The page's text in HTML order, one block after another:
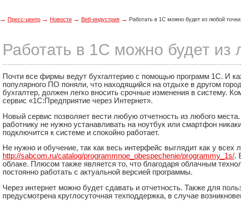
→ Пресс-центр → Новости → Веб-индустрия → Работать в 1С можно будет из любой
Работать в 1С можно будет из
Почти все фирмы ведут бухгалтерию с помощью программ 1С. И
популярного ПО поняли, что находящийся на отдыхе в другом
бухгалтер, должен легко вносить срочные изменения в систему.
сервис «1С:Предприятие через Интернет».
Новый сервис позволяет вести любую отчетность из любого
работнику не нужно устанавливать на ноутбук или смартфон
подключится к системе и спокойно работает.
Не нужно и обучение, так как весь интерфейс выглядит как у всех
http://sabcom.ru/catalog/programmnoe_obespechenie/programmy_1s/.
облаке. Плюсом также является то, что благодаря облачным
постоянно работать с актуальной версией программы.
Через интернет можно будет сдавать и отчетность. Также для
предусмотрена круглосуточная техподдержка, в случае